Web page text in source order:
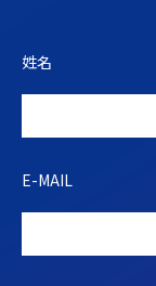
姓名
E-MAIL